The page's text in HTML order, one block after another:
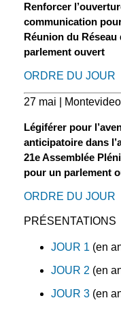
Renforcer
communication
Réunion du
parlement ouvert
ORDRE DU JOUR
27 mai |
Légiférer pour
anticipatoire dans
21e Assemblée
pour un parlement
ORDRE DU JOUR
PRÉSENTATIONS
JOUR 1 (en
JOUR 2 (en
JOUR 3 (en